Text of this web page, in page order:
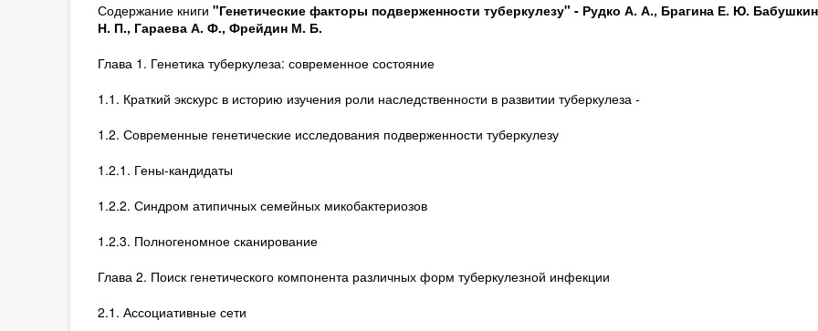
Содержание книги "Генетические факторы подверженности туберкулезу" - Рудко А. А., Брагина Е. Ю.
Н. П., Гараева А. Ф., Фрейдин М. Б.
Глава 1. Генетика туберкулеза: современное состояние
1.1. Краткий экскурс в историю изучения роли наследственности в развитии туберкулеза -
1.2. Современные генетические исследования подверженности туберкулезу
1.2.1. Гены-кандидаты
1.2.2. Синдром атипичных семейных микобактериозов
1.2.3. Полногеномное сканирование
Глава 2. Поиск генетического компонента различных форм туберкулезной инфекции
2.1. Ассоциативные сети